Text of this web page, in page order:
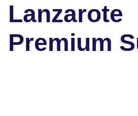
Lanzarote
Premium